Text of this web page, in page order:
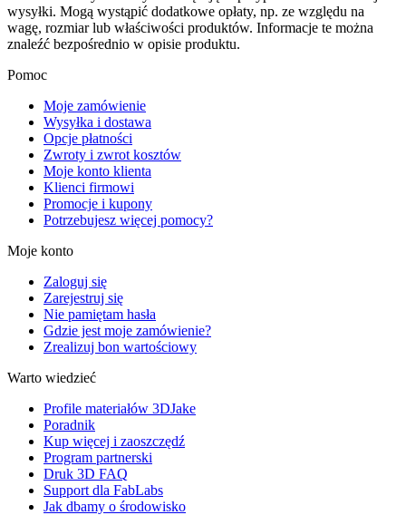
wysyłki. Mogą wystąpić dodatkowe opłaty, np. ze względu na
wagę, rozmiar lub właściwości produktów. Informacje te można
znaleźć bezpośrednio w opisie produktu.
Pomoc
Moje zamówienie
Wysyłka i dostawa
Opcje płatności
Zwroty i zwrot kosztów
Moje konto klienta
Klienci firmowi
Promocje i kupony
Potrzebujesz więcej pomocy?
Moje konto
Zaloguj się
Zarejestruj się
Nie pamiętam hasła
Gdzie jest moje zamówienie?
Zrealizuj bon wartościowy
Warto wiedzieć
Profile materiałów 3DJake
Poradnik
Kup więcej i zaoszczędź
Program partnerski
Druk 3D FAQ
Support dla FabLabs
Jak dbamy o środowisko